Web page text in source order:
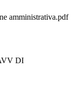
amministrativa.pdf
DI